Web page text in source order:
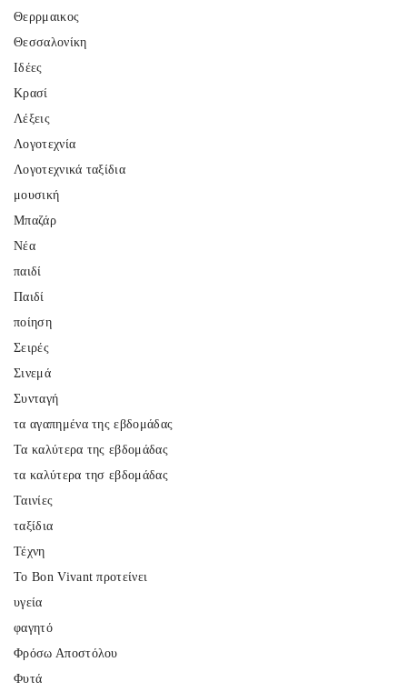
Θερρμαικος
Θεσσαλονίκη
Ιδέες
Κρασί
Λέξεις
Λογοτεχνία
Λογοτεχνικά ταξίδια
μουσική
Μπαζάρ
Νέα
παιδί
Παιδί
ποίηση
Σειρές
Σινεμά
Συνταγή
τα αγαπημένα της εβδομάδας
Τα καλύτερα της εβδομάδας
τα καλύτερα τησ εβδομάδας
Ταινίες
ταξίδια
Τέχνη
Το Bon Vivant προτείνει
υγεία
φαγητό
Φρόσω Αποστόλου
Φυτά